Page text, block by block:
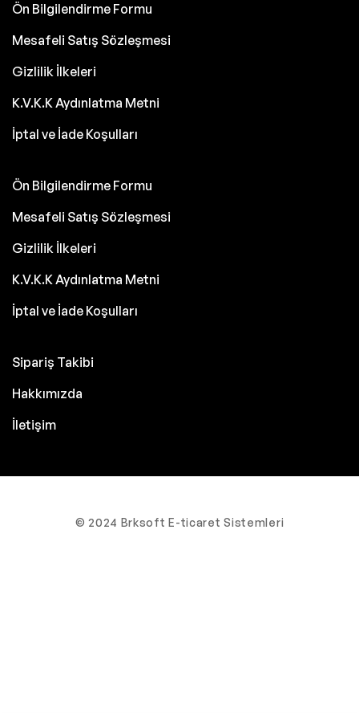
Ön Bilgilendirme Formu
Mesafeli Satış Sözleşmesi
Gizlilik İlkeleri
K.V.K.K Aydınlatma Metni
İptal ve İade Koşulları
Ön Bilgilendirme Formu
Mesafeli Satış Sözleşmesi
Gizlilik İlkeleri
K.V.K.K Aydınlatma Metni
İptal ve İade Koşulları
Sipariş Takibi
Hakkımızda
İletişim
© 2024 Brksoft E-ticaret Sistemleri